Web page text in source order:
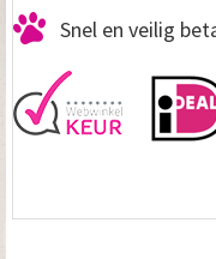
Snel en veilig